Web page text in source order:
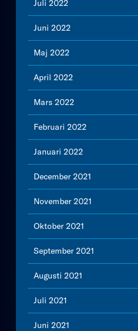
Juli 2022
Juni 2022
Maj 2022
April 2022
Mars 2022
Februari 2022
Januari 2022
December 2021
November 2021
Oktober 2021
September 2021
Augusti 2021
Juli 2021
Juni 2021